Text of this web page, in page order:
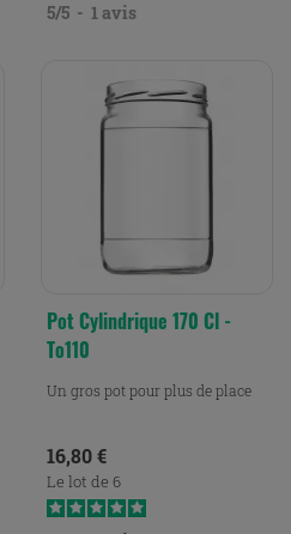
5/5 - 1avis
Pot Cylindrique 170 Cl -
To110
Un gros pot pour plus de place
Prix
16,80 €
Le lot de 6